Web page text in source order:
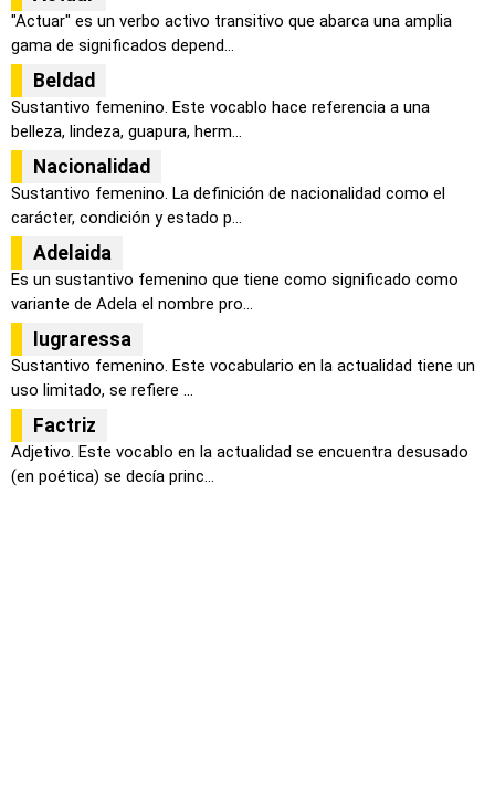
"Actuar" es un verbo activo transitivo que abarca una amplia
gama de significados depend...
Beldad
Sustantivo femenino. Este vocablo hace referencia a una
belleza, lindeza, guapura, herm...
Nacionalidad
Sustantivo femenino. La definición de nacionalidad como el
carácter, condición y estado p...
Adelaida
Es un sustantivo femenino que tiene como significado como
variante de Adela el nombre pro...
Iugraressa
Sustantivo femenino. Este vocabulario en la actualidad tiene un
uso limitado, se refiere ...
Factriz
Adjetivo. Este vocablo en la actualidad se encuentra desusado
(en poética) se decía princ...